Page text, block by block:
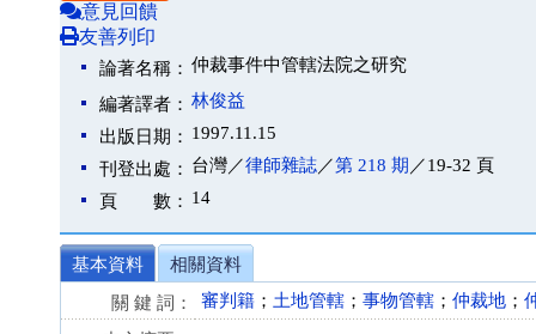
意見回饋
友善列印
論著名稱： 仲裁事件中管轄法院之研究
編著譯者： 林俊益
出版日期： 1997.11.15
刊登出處： 台灣／律師雜誌／第 218 期 ／19-32 頁
頁 數： 14
基本資料
相關資料
關 鍵 詞：
審判籍 ； 土地管轄 ； 事物管轄 ； 仲裁地 ；